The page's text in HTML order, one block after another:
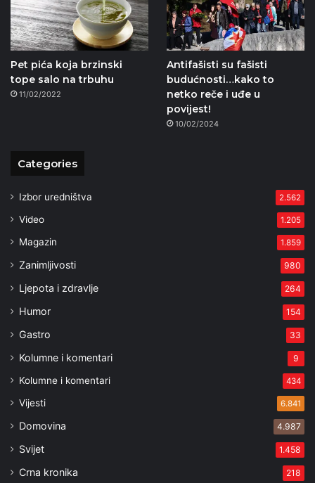
Pet pića koja brzinski
tope salo na trbuhu
11/02/2022
Antifašisti su fašisti
budućnosti…kako to
netko reče i uđe u
povijest!
10/02/2024
Categories
Izbor uredništva 2.562
Video 1.205
Magazin 1.859
Zanimljivosti 980
Ljepota i zdravlje 264
Humor 154
Gastro 33
Kolumne i komentari 9
Kolumne i komentari 434
Vijesti 6.841
Domovina 4.987
Svijet 1.458
Crna kronika 218